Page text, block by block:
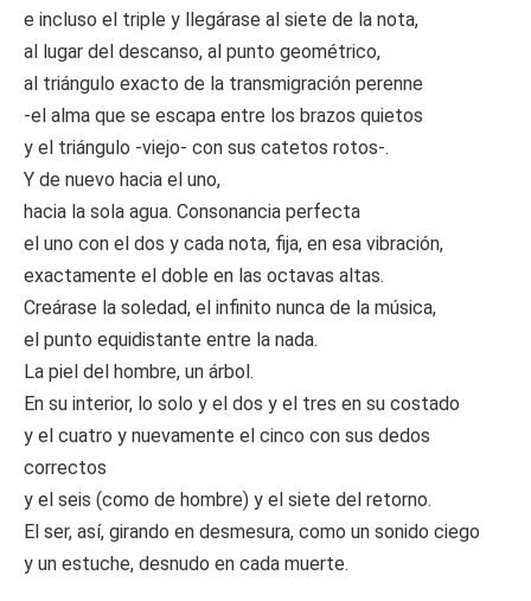
e incluso el triple y llegárase al siete de la nota,
al lugar del descanso, al punto geométrico,
al triángulo exacto de la transmigración perenne
-el alma que se escapa entre los brazos quietos
y el triángulo -viejo- con sus catetos rotos-.
Y de nuevo hacia el uno,
hacia la sola agua. Consonancia perfecta
el uno con el dos y cada nota, fija, en esa vibración,
exactamente el doble en las octavas altas.
Creárase la soledad, el infinito nunca de la música,
el punto equidistante entre la nada.
La piel del hombre, un árbol.
En su interior, lo solo y el dos y el tres en su costado
y el cuatro y nuevamente el cinco con sus dedos
correctos
y el seis (como de hombre) y el siete del retorno.
El ser, así, girando en desmesura, como un sonido ciego
y un estuche, desnudo en cada muerte.